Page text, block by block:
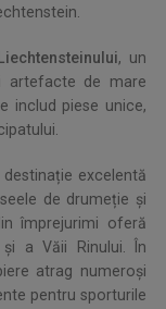
, un
artefacte de mare
includ piese unice,
excelentă
de drumeție și
împrejurimi oferă
a Văii Rinului. În
atrag numeroși
pentru sporturile